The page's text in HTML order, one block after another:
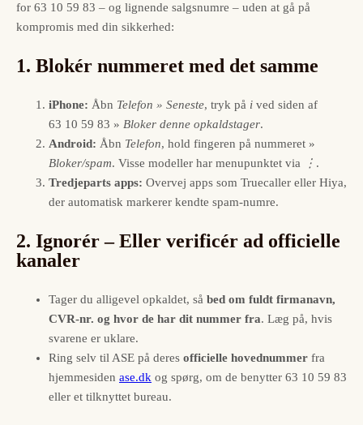
for 63 10 59 83 – og lignende salgsnumre – uden at gå på
kompromis med din sikkerhed:
1. Blokér nummeret med det samme
iPhone: Åbn Telefon » Seneste, tryk på i ved siden af
63 10 59 83 » Bloker denne opkalds­­tager.
Android: Åbn Telefon, hold fingeren på nummeret »
Bloker/spam. Visse modeller har menupunktet via ⋮ .
Tredjeparts apps: Overvej apps som Truecaller eller Hiya,
der automatisk markerer kendte spam-numre.
2. Ignorér – Eller verificér ad officielle
kanaler
Tager du alligevel opkaldet, så bed om fuldt firmanavn,
CVR-nr. og hvor de har dit nummer fra. Læg på, hvis
svarene er uklare.
Ring selv til ASE på deres officielle hovednummer fra
hjemmesiden ase.dk og spørg, om de benytter 63 10 59 83
eller et tilknyttet bureau.